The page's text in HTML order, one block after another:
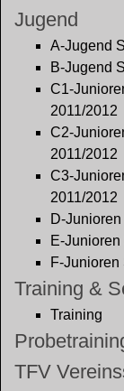
Jugend
A-Jugend
B-Jugend
C1-
2011/2012
C2-
2011/2012
C3-
2011/2012
D-
E-
F-
Training &
Training
TFV